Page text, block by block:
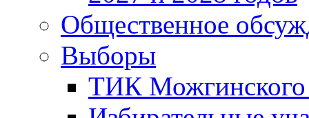
Общественное
Выборы
ТИК Можгинского